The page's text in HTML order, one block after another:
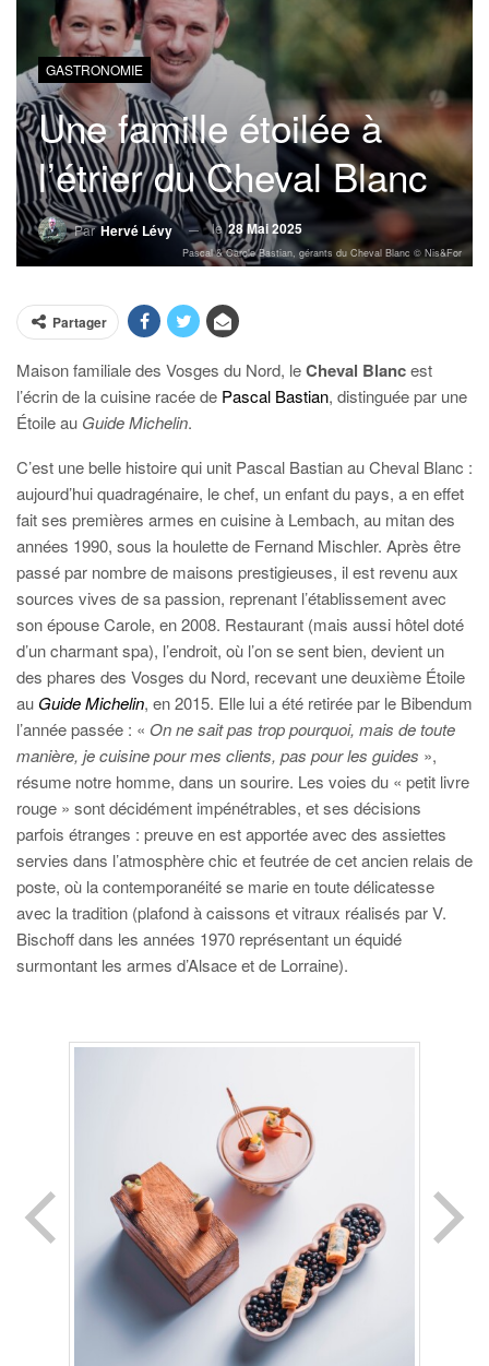
GASTRONOMIE
Une famille étoilée à
l’étrier du Cheval Blanc
ParHervé Lévy le28 Mai 2025
Pascal & Carole Bastian, gérants du Cheval Blanc © Nis&For
Partager
Maison familiale des Vosges du Nord, leCheval Blancest
l’écrin de la cuisine racée de Pascal Bastian, distinguée par une
Étoile au Guide Michelin.
C’est une belle histoire qui unit Pascal Bastian au Cheval Blanc :
aujourd’hui quadragénaire, le chef, un enfant du pays, a en effet
fait ses premières armes en cuisine à Lembach, au mitan des
années 1990, sous la houlette de Fernand Mischler. Après être
passé par nombre de maisons prestigieuses, il est revenu aux
sources vives de sa passion, reprenant l’établissement avec
son épouse Carole, en 2008. Restaurant (mais aussi hôtel doté
d’un charmant spa), l’endroit, où l’on se sent bien, devient un
des phares des Vosges du Nord, recevant une deuxième Étoile
au Guide Michelin, en 2015. Elle lui a été retirée par le Bibendum
l’année passée : « On ne sait pas trop pourquoi, mais de toute
manière, je cuisine pour mes clients, pas pour les guides »,
résume notre homme, dans un sourire. Les voies du « petit livre
rouge » sont décidément impénétrables, et ses décisions
parfois étranges : preuve en est apportée avec des assiettes
servies dans l’atmosphère chic et feutrée de cet ancien relais de
poste, où la contemporanéité se marie en toute délicatesse
avec la tradition (plafond à caissons et vitraux réalisés par V.
Bischoff dans les années 1970 représentant un équidé
surmontant les armes d’Alsace et de Lorraine).